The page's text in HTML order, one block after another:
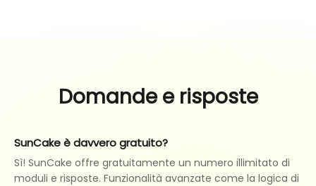
Domande e risposte
SunCake è davvero gratuito?
Sì! SunCake offre gratuitamente un numero illimitato di
moduli e risposte. Funzionalità avanzate come la logica di